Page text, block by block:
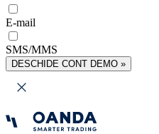
E-mail
SMS/MMS
DESCHIDE CONT DEMO »